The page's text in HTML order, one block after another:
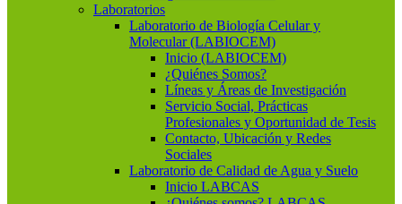
Laboratorios
Laboratorio de Biología Celular y
Molecular (LABIOCEM)
Inicio (LABIOCEM)
¿Quiénes Somos?
Líneas y Áreas de Investigación
Servicio Social, Prácticas
Profesionales y Oportunidad de Tesis
Contacto, Ubicación y Redes
Sociales
Laboratorio de Calidad de Agua y Suelo
Inicio LABCAS